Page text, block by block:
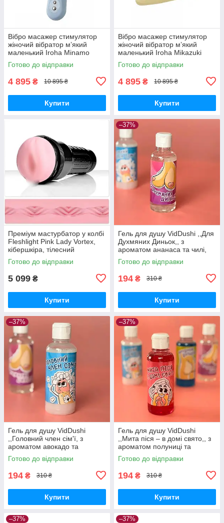
Вібро масажер стимулятор
жіночий вібратор мʼякий
маленький Iroha Minamo
Tenga Тенга медичний
силікон
Готово до відправки
4 895 ₴ 10 895 ₴
Купити
Вібро масажер стимулятор
жіночий вібратор мʼякий
маленький Iroha Mikazuki
Tenga Тенга медичний
силікон
Готово до відправки
4 895 ₴ 10 895 ₴
Купити
Преміум мастурбатор у колбі
Fleshlight Pink Lady Vortex,
кібершкіра, тілесний
Готово до відправки
5 099 ₴
Купити
–37%
Гель для душу VidDushi ,,Для
Духмяних Диньок,, з
ароматом ананаса та чилі,
200 мл Вібратори
мастурбатори секс-шоп
Готово до відправки
194 ₴ 310 ₴
Купити
–37%
Гель для душу VidDushi
,,Головний член сім'ї, з
ароматом авокадо та
гуарани, 200 мл Вібратори
мастурбатори секс-шоп
Готово до відправки
194 ₴ 310 ₴
Купити
–37%
Гель для душу VidDushi
,,Мита піся – в домі свято,, з
ароматом полуниці та
маскарпоне, 200 мл
Вібратори мастурбатори
Готово до відправки
194 ₴ 310 ₴
Купити
–37% –37%